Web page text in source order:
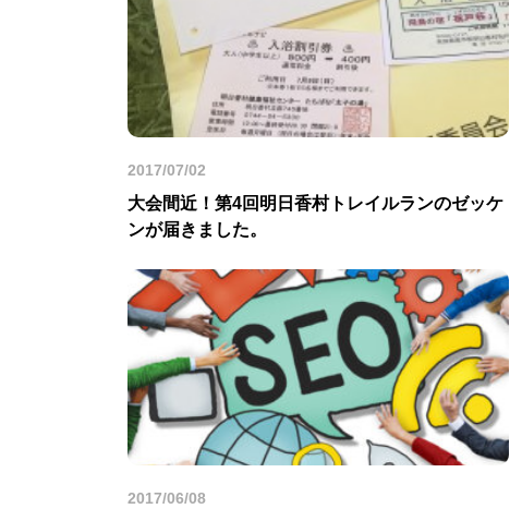
2017/07/02
大会間近！第4回明日香村トレイルランのゼッケ
ンが届きました。
2017/06/08